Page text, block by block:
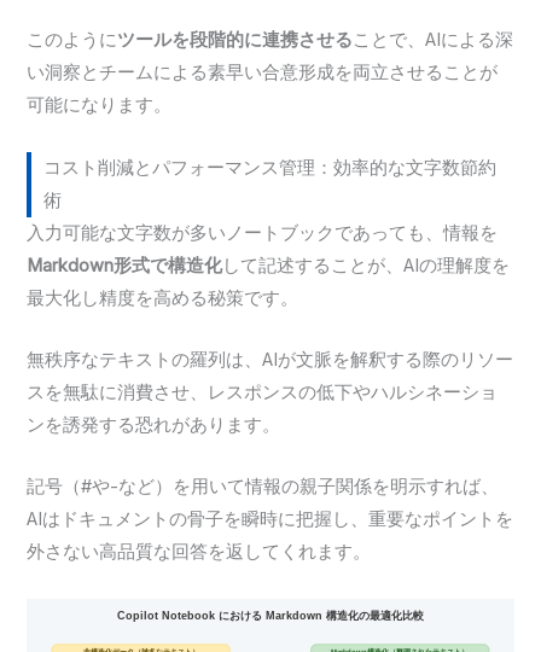
このようにツールを段階的に連携させることで、AIによる深
い洞察とチームによる素早い合意形成を両立させることが
可能になります。
コスト削減とパフォーマンス管理：効率的な文字数節約
術
入力可能な文字数が多いノートブックであっても、情報を
Markdown形式で構造化して記述することが、AIの理解度を
最大化し精度を高める秘策です。
無秩序なテキストの羅列は、AIが文脈を解釈する際のリソー
スを無駄に消費させ、レスポンスの低下やハルシネーショ
ンを誘発する恐れがあります。
記号（#や-など）を用いて情報の親子関係を明示すれば、
AIはドキュメントの骨子を瞬時に把握し、重要なポイントを
外さない高品質な回答を返してくれます。